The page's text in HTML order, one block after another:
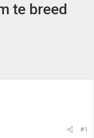
te breed
#1